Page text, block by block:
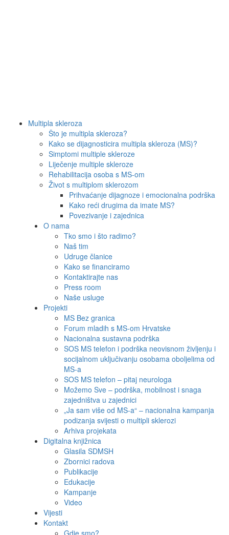
Multipla skleroza
Što je multipla skleroza?
Kako se dijagnosticira multipla skleroza (MS)?
Simptomi multiple skleroze
Liječenje multiple skleroze
Rehabilitacija osoba s MS-om
Život s multiplom sklerozom
Prihvaćanje dijagnoze i emocionalna podrška
Kako reći drugima da imate MS?
Povezivanje i zajednica
O nama
Tko smo i što radimo?
Naš tim
Udruge članice
Kako se financiramo
Kontaktirajte nas
Press room
Naše usluge
Projekti
MS Bez granica
Forum mladih s MS-om Hrvatske
Nacionalna sustavna podrška
SOS MS telefon i podrška neovisnom življenju i
socijalnom uključivanju osobama oboljelima od
MS-a
SOS MS telefon – pitaj neurologa
Možemo Sve – podrška, mobilnost i snaga
zajedništva u zajednici
„Ja sam više od MS-a“ – nacionalna kampanja
podizanja svijesti o multipli sklerozi
Arhiva projekata
Digitalna knjižnica
Glasila SDMSH
Zbornici radova
Publikacije
Edukacije
Kampanje
Video
Vijesti
Kontakt
Gdje smo?